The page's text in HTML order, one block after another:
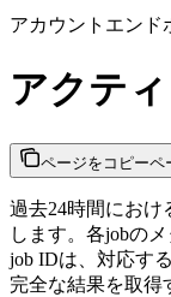
アカウントエンド
アクテ
ページをコピーペ
過去24時間におけ
します。各jobの
job IDは、対応す
完全な結果を取得